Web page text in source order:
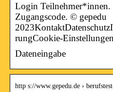
Login Teilnehmer*innen.
Zugangscode. © gepedu
rungCookie-
Dateneingabe
http s://www.gepedu.de ›